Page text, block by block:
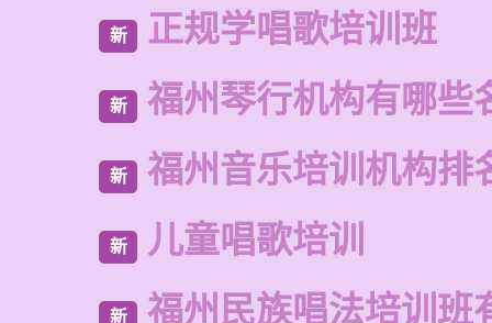
新 正规学唱歌培训班
新 福州琴行机构有哪些
新 福州音乐培训机构排
新 儿童唱歌培训
新 福州民族唱法培训班